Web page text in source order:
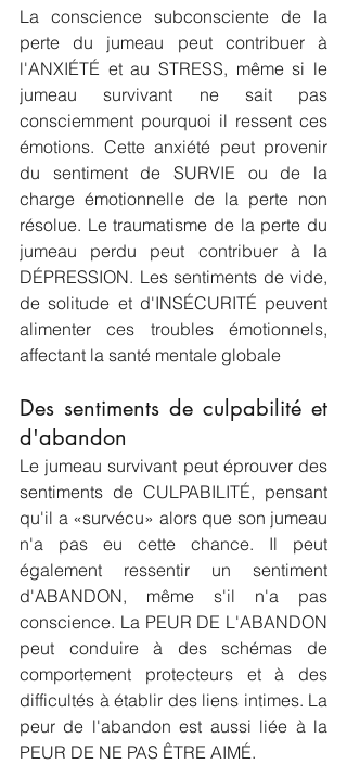
La conscience subconsciente de la
perte du jumeau peut contribuer à
l'ANXIÉTÉ et au STRESS, même si le
jumeau survivant ne sait pas
consciemment pourquoi il ressent ces
émotions. Cette anxiété peut provenir
du sentiment de SURVIE ou de la
charge émotionnelle de la perte non
résolue. Le traumatisme de la perte du
jumeau perdu peut contribuer à la
DÉPRESSION. Les sentiments de vide,
de solitude et d'INSÉCURITÉ peuvent
alimenter ces troubles émotionnels,
affectant la santé mentale globale
Des sentiments de culpabilité et
d'abandon
Le jumeau survivant peut éprouver des
sentiments de CULPABILITÉ, pensant
qu'il a «survécu» alors que son jumeau
n'a pas eu cette chance. Il peut
également ressentir un sentiment
d'ABANDON, même s'il n'a pas
conscience. La PEUR DE L'ABANDON
peut conduire à des schémas de
comportement protecteurs et à des
difficultés à établir des liens intimes. La
peur de l'abandon est aussi liée à la
PEUR DE NE PAS ÊTRE AIMÉ.